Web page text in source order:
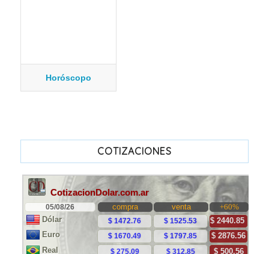
Horóscopo
COTIZACIONES